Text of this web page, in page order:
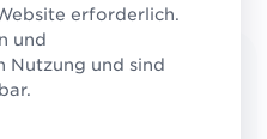
SPRINGEN
erforderlich.
und
Nutzung und sind